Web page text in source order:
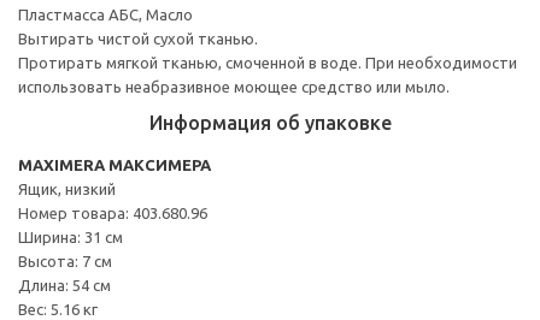
Пластмасса АБС, Масло
Вытирать чистой сухой тканью.
Протирать мягкой тканью, смоченной в воде. При необходимости
использовать неабразивное моющее средство или мыло.
Информация об упаковке
MAXIMERA МАКСИМЕРА
Ящик, низкий
Номер товара: 403.680.96
Ширина: 31 см
Высота: 7 см
Длина: 54 см
Вес: 5.16 кг